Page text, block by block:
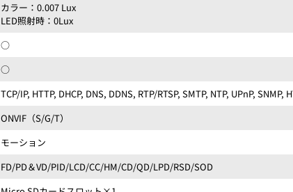
カラー：0.007 Lux
LED照射時：0Lux
○
○
TCP/IP, HTTP, DHCP, DNS, DDNS, RTP/RTSP, SMTP, NTP, UPnP, SNMP,
ONVIF（S/G/T）
モーション
FD/PD＆VD/PID/LCD/CC/HM/CD/QD/LPD/RSD/SOD